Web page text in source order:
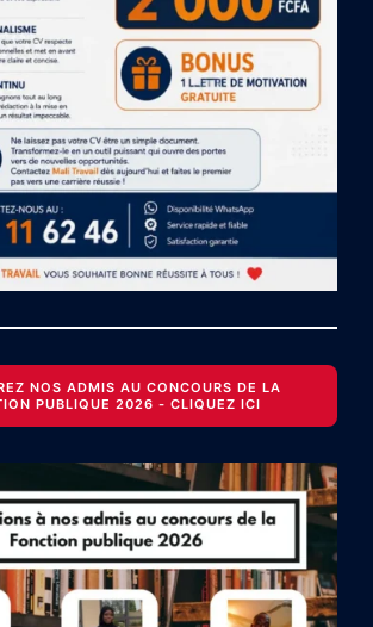
NOS ADMIS AU CONCOURS DE LA
PUBLIQUE 2026 - CLIQUEZ ICI